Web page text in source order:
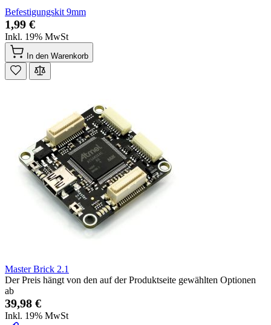
Befestigungskit 9mm
1,99 €
Inkl. 19% MwSt
In den Warenkorb
Master Brick 2.1
Der Preis hängt von den auf der Produktseite gewählten Optionen
ab
39,98 €
Inkl. 19% MwSt